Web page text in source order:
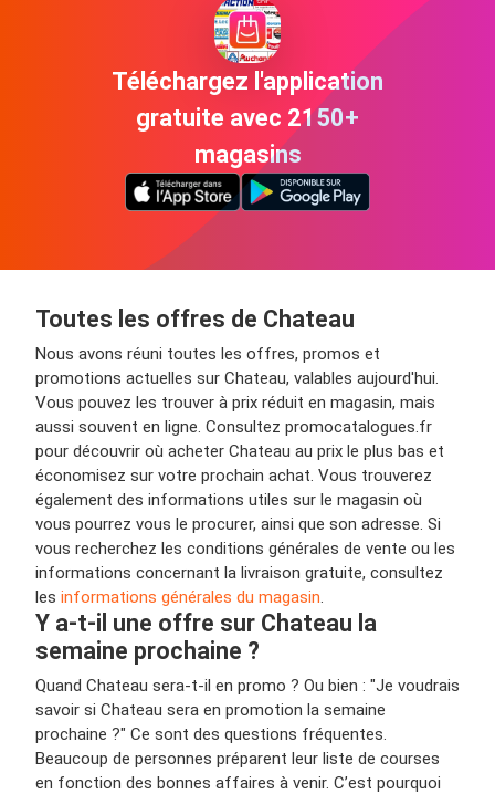
Téléchargez l'application
gratuite avec 2150+
magasins
Toutes les offres de Chateau
Nous avons réuni toutes les offres, promos et
promotions actuelles sur Chateau, valables aujourd'hui.
Vous pouvez les trouver à prix réduit en magasin, mais
aussi souvent en ligne. Consultez promocatalogues.fr
pour découvrir où acheter Chateau au prix le plus bas et
économisez sur votre prochain achat. Vous trouverez
également des informations utiles sur le magasin où
vous pourrez vous le procurer, ainsi que son adresse. Si
vous recherchez les conditions générales de vente ou les
informations concernant la livraison gratuite, consultez
les informations générales du magasin
Y a-t-il une offre sur Chateau la
semaine prochaine ?
Quand Chateau sera-t-il en promo ? Ou bien : "Je voudrais
savoir si Chateau sera en promotion la semaine
prochaine ?" Ce sont des questions fréquentes.
Beaucoup de personnes préparent leur liste de courses
en fonction des bonnes affaires à venir. C’est pourquoi